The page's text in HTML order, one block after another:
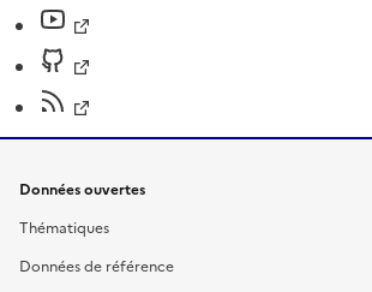
Données ouvertes
Thématiques
Données de référence